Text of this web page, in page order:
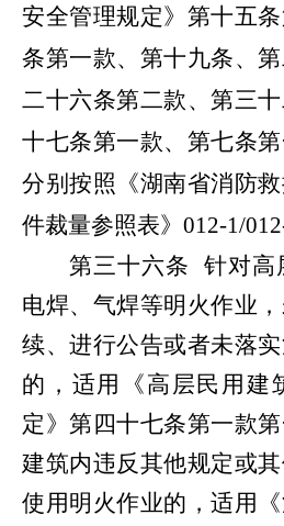
安全管理规定》第十五
条第一款、第十九条、第
二十六条第二款、第三
十七条第一款、第七条
分别按照《湖南省消防
件裁量参照表》 012-1/
第三十六条
针对高
电焊、气焊等明火作业
续、进行公告或者未落
的，适用《高层民用建
定》第四十七条第一款
建筑内违反其他规定或
使用明火作业的，适用